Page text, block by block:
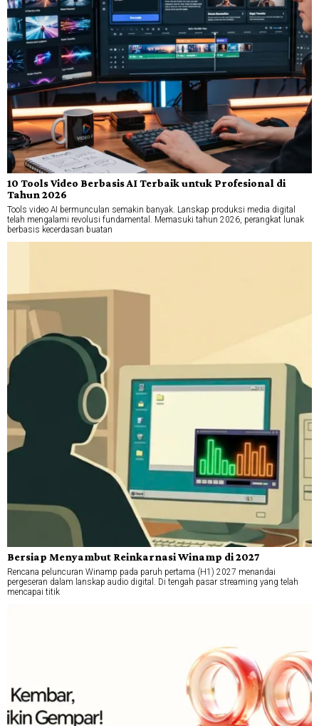
10 Tools Video Berbasis AI Terbaik untuk Profesional di
Tahun 2026
Tools video AI bermunculan semakin banyak. Lanskap produksi media digital
telah mengalami revolusi fundamental. Memasuki tahun 2026, perangkat lunak
berbasis kecerdasan buatan
Bersiap Menyambut Reinkarnasi Winamp di 2027
Rencana peluncuran Winamp pada paruh pertama (H1) 2027 menandai
pergeseran dalam lanskap audio digital. Di tengah pasar streaming yang telah
mencapai titik